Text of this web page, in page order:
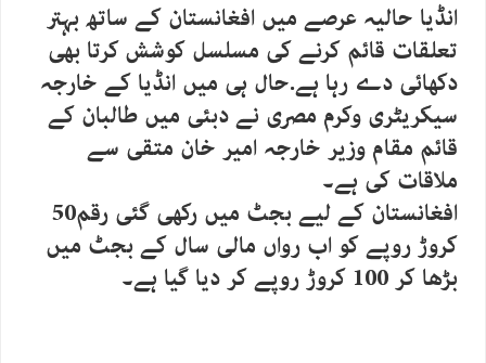
انڈیا حالیہ عرصے میں افغانستان کے ساتھ بہتر
تعلقات قائم کرنے کی مسلسل کوشش کرتا بھی
دکھائی دے رہا ہے.حال ہی میں انڈیا کے خارجہ
سیکریٹری وکرم مصری نے دبئی میں طالبان کے
قائم مقام وزیر خارجہ امیر خان متقی سے
ملاقات کی ہے۔
افغانستان کے لیے بجٹ میں رکھی گئی رقم50
کروڑ روپے کو اب رواں مالی سال کے بجٹ میں
بڑھا کر 100 کروڑ روپے کر دیا گیا ہے۔